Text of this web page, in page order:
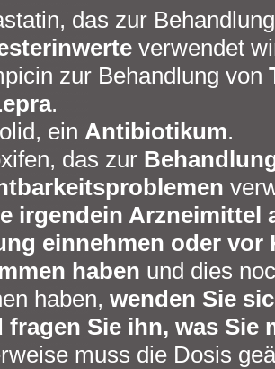
das zur
verwendet
zur Behandlung von
.
ein Antibiotikum.
das zur
irgendein Arzneimittel
einnehmen oder vor
haben und dies
haben, wenden Sie
fragen Sie ihn, was Sie
muss die Dosis